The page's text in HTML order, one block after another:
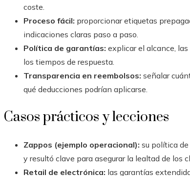
coste.
Proceso fácil: proporcionar etiquetas
indicaciones claras paso a paso.
Política de garantías: explicar el alcance,
los tiempos de respuesta.
Transparencia en reembolsos: señalar
qué deducciones podrían aplicarse.
Casos prácticos y lecciones
Zappos (ejemplo operacional): su política
y resultó clave para asegurar la lealtad de los
Retail de electrónica: las garantías